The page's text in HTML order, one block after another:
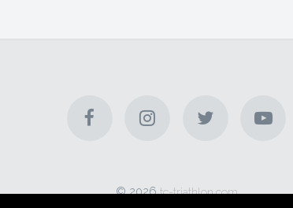
© 2026tc-triathlon.com